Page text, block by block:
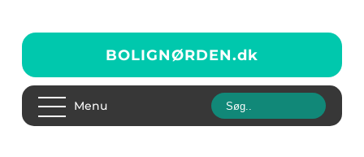
BOLIGNØRDEN.dk
Menu